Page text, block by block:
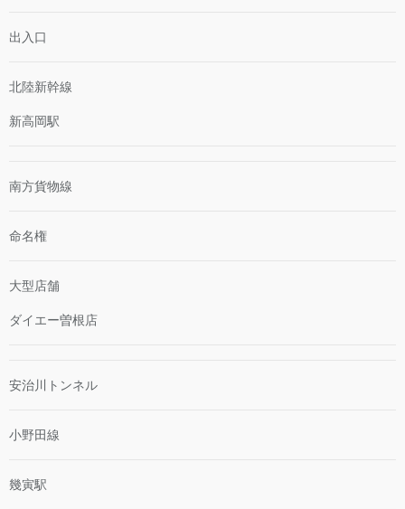
出入口
北陸新幹線
新高岡駅
南方貨物線
命名権
大型店舗
ダイエー曽根店
安治川トンネル
小野田線
幾寅駅